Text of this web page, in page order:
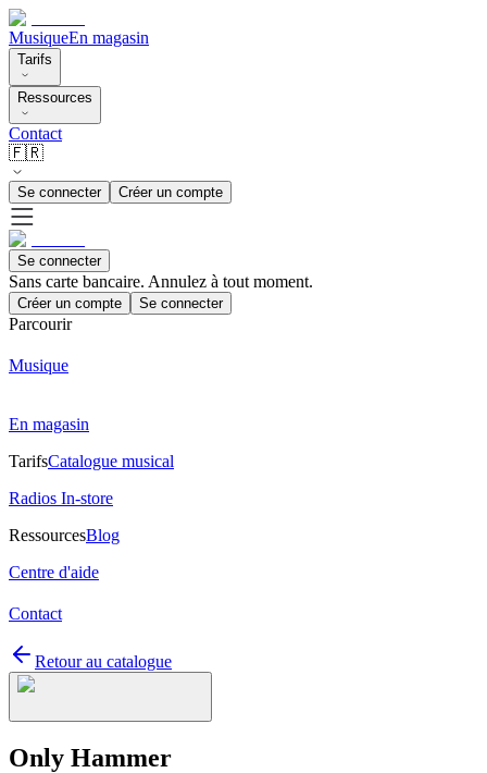
MusiqueEn magasin
Tarifs
Ressources
Contact
🇫🇷
Se connecter Créer un compte
Se connecter
Sans carte bancaire. Annulez à tout moment.
Créer un compte Se connecter
Parcourir
Musique
En magasin
TarifsCatalogue musical
Radios In-store
RessourcesBlog
Centre d'aide
Contact
Retour au catalogue
Only Hammer